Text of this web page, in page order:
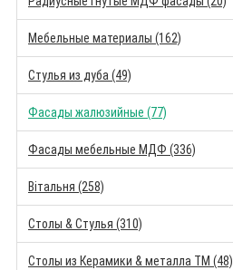
Мебельные материалы (162)
Стулья из дуба (49)
Фасады жалюзийные (77)
Фасады мебельные МДФ (336)
Вітальня (258)
Столы & Стулья (310)
Столы из Керамики & металла TM (48)